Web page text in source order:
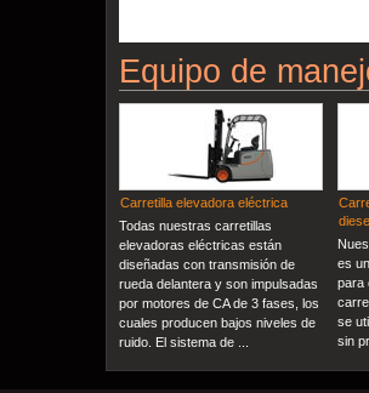
Equipo de
Carretilla elevadora eléctrica
Todas nuestras carretillas
elevadoras eléctricas están
diseñadas con transmisión de
rueda delantera y son impulsadas
por motores de CA de 3 fases, los
cuales producen bajos niveles de
ruido. El sistema de ...
es
para
se
sin